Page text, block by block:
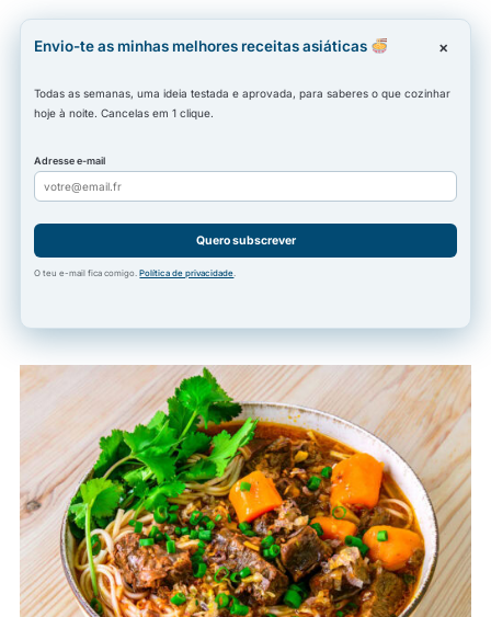
Envio-te as minhas melhores receitas asiáticas
Todas as semanas, uma ideia testada e aprovada, para saberes o que cozinhar
hoje à noite. Cancelas em 1 clique.
Adresse e-mail
Quero subscrever
O teu e-mail fica comigo.Política de privacidade.
×